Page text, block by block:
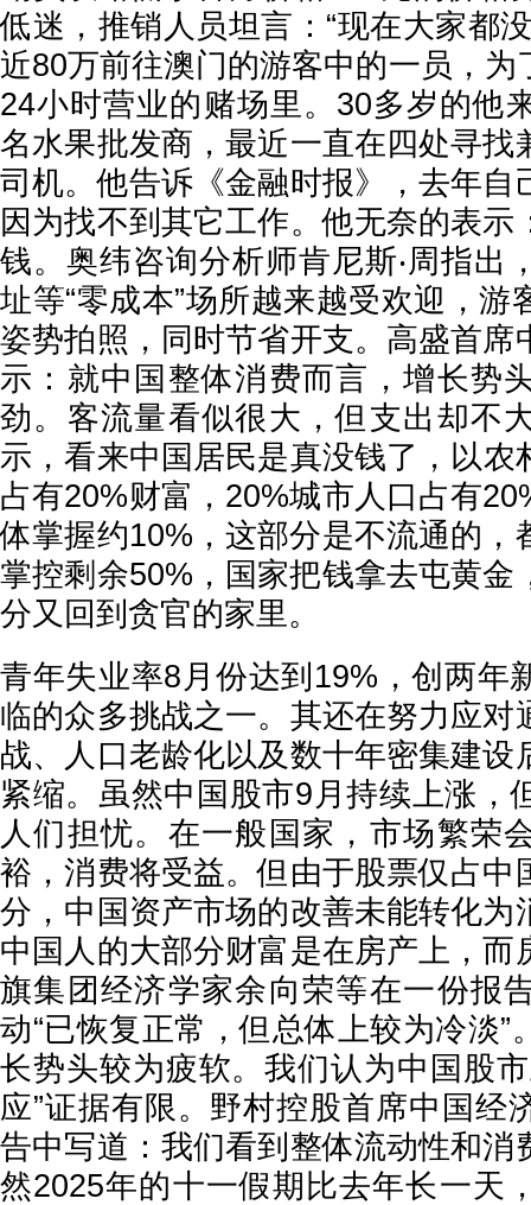
低迷，推销人员坦言：“现在大家都
近80万前往澳门的游客中的一员，为
24小时营业的赌场里。30多岁的他
名水果批发商，最近一直在四处寻找
司机。他告诉《金融时报》，去年自
因为找不到其它工作。他无奈的表示
钱。奥纬咨询分析师肯尼斯‧周指出
址等“零成本”场所越来越受欢迎，游
姿势拍照，同时节省开支。高盛首席
示：就中国整体消费而言，增长势
劲。客流量看似很大，但支出却不
示，看来中国居民是真没钱了，以农
占有20%财富，20%城市人口占有
体掌握约10%，这部分是不流通的，
掌控剩余50%，国家把钱拿去屯黄金
分又回到贪官的家里。
青年失业率8月份达到19%，创两年
临的众多挑战之一。其还在努力应对
战、人口老龄化以及数十年密集建设
紧缩。虽然中国股市9月持续上涨，
人们担忧。在一般国家，市场繁荣
裕，消费将受益。但由于股票仅占中
分，中国资产市场的改善未能转化为
中国人的大部分财富是在房产上，而
旗集团经济学家余向荣等在一份报
动“已恢复正常，但总体上较为冷淡”
长势头较为疲软。我们认为中国股
应”证据有限。野村控股首席中国经
告中写道：我们看到整体流动性和消
然2025年的十一假期比去年长一天